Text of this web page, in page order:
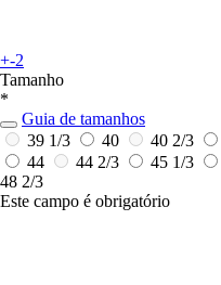
+-2
Tamanho
*
Guia de tamanhos
39 1/3
40 40 2/3
44
44 2/3 45 1/3
48 2/3
Este campo é obrigatório